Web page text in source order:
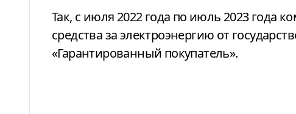
Так, с июля 2022 года по июль 2023 года
средства за электроэнергию от
«Гарантированный покупатель».